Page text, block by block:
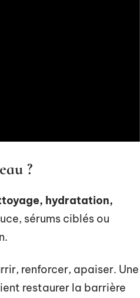
?
hydratation,
sérums ciblés ou
renforcer, apaiser. Une
restaurer la barrière